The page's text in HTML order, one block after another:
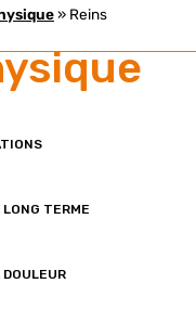
» Reins
TERME
DOULEUR